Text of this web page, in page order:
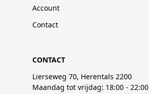
Account
Contact
CONTACT
Lierseweg 70, Herentals 2200
Maandag tot vrijdag: 18:00 - 22:00